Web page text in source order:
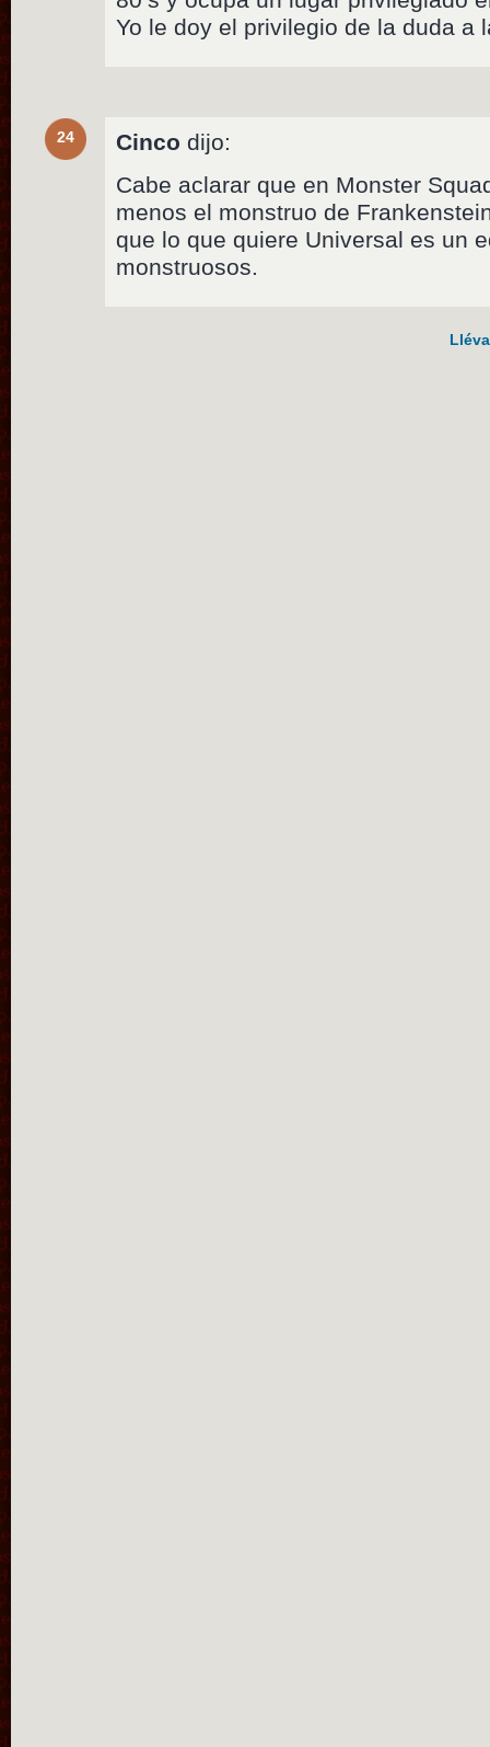
Yo le doy el privilegio de la duda a
24 Cinco dijo:
Cabe aclarar que en Monster
menos el monstruo de
que lo que quiere Universal es un
monstruosos.